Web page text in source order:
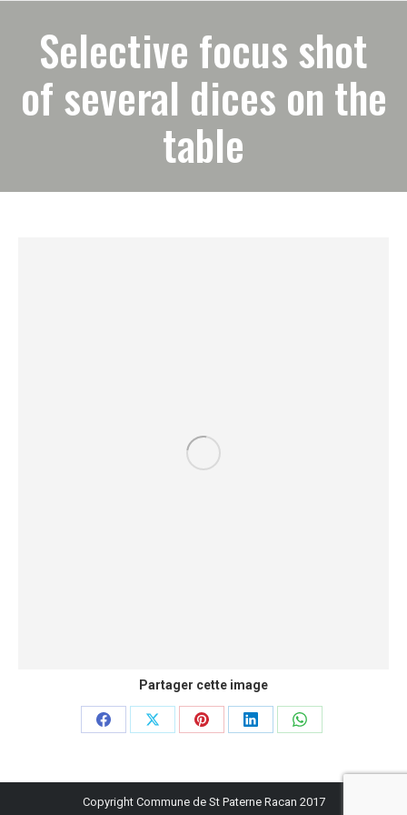
Selective focus shot
of several dices on the
table
Partager cette image
Partager
Facebook
Partager
X
Partager
Pinterest
Partager
LinkedIn
Partager
WhatsApp
Copyright Commune de St Paterne Racan 2017